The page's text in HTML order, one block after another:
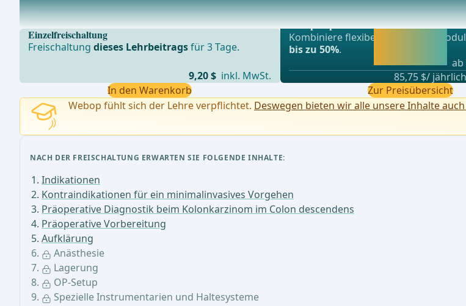
IntubationsnarkoseAnlage PDK für postoperative SchmerztherapieGgf. TAP-Block (Transversus
Einzelfreischaltung
Freischaltungdieses Lehrbeitragsfür 3 Tage.
9,20 $ inkl. MwSt.
In den Warenkorb
Beliebtestes Angebot
webop - Sparflex
Kombiniere flexibel unsere
bis zu 50%.
ab
85,75 $/
Zur Preisübersicht
Webop fühlt sich der Lehre verpflichtet. Deswegen bieten wir alle unsere Inhalte
NACH DER FREISCHALTUNG ERWARTEN SIE FOLGENDE INHALTE:
Indikationen
Kontraindikationen für ein minimalinvasives Vorgehen
Präoperative Diagnostik beim Kolonkarzinom im Colon descendens
Präoperative Vorbereitung
Aufklärung
Anästhesie
Lagerung
OP-Setup
Spezielle Instrumentarien und Haltesysteme